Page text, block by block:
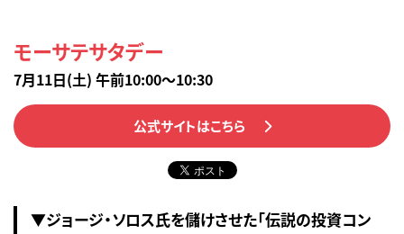
モーサテサタデー
7月11日(土) 午前10:00～10:30
公式サイトはこちら
▼ジョージ・ソロス氏を儲けさせた「伝説の投資コン